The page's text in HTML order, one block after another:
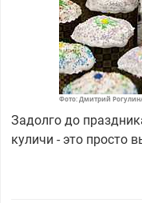
Фото: Дмитрий
Задолго до
куличи - это просто